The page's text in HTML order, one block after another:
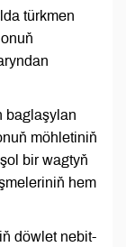
türkmen
baglaşylan
möhletiniň
bir wagtyň
hem
döwlet nebit-